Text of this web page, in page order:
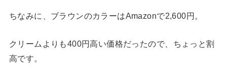
ちなみに、ブラウンのカラーはAmazonで2,600円。
クリームよりも400円高い価格だったので、ちょっと割
高です。